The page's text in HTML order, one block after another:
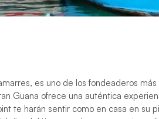
es uno de los fondeaderos
Guana ofrece una auténtica
te harán sentir como en casa en su